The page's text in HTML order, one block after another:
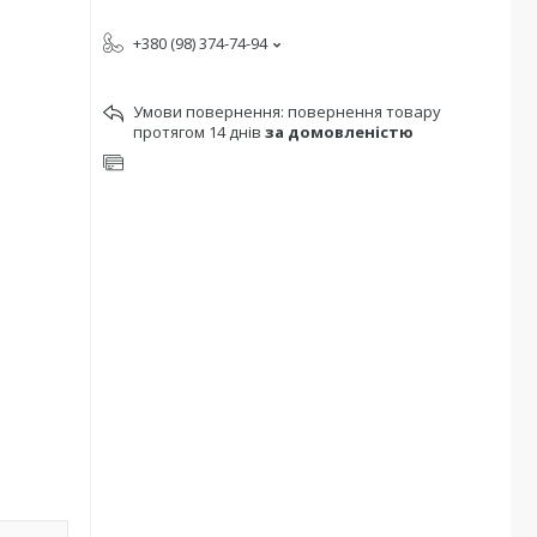
+380 (98) 374-74-94
повернення товару
протягом 14 днів за домовленістю